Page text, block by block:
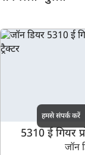
5310 ई गियर
जॉन
हमसे संपर्क करें